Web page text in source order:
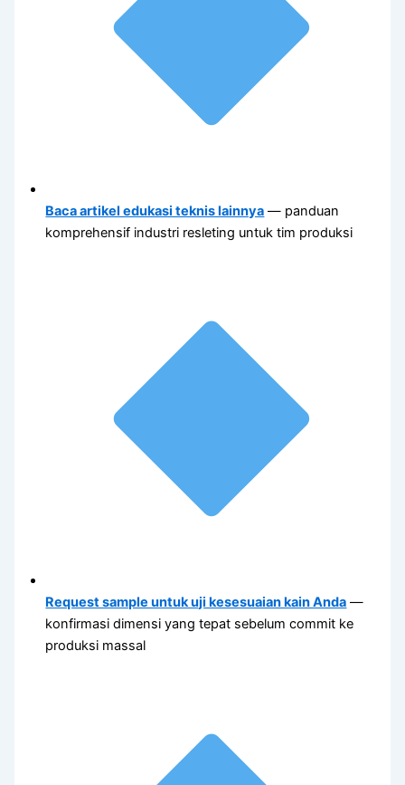
Baca artikel edukasi teknis lainnya — panduan
komprehensif industri resleting untuk tim produksi
Request sample untuk uji kesesuaian kain Anda —
konfirmasi dimensi yang tepat sebelum commit ke
produksi massal